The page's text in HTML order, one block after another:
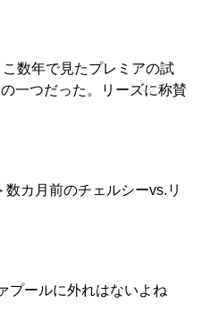
数年で見たプレミアの試
一つだった。リーズに称賛
数カ月前のチェルシーvs.リ
プールに外れはないよね